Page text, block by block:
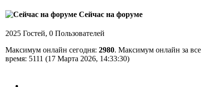
Сейчас на форуме
2025 Гостей, 0 Пользователей
Максимум онлайн сегодня: 2980. Максимум онлайн за все
время: 5111 (17 Марта 2026, 14:33:30)